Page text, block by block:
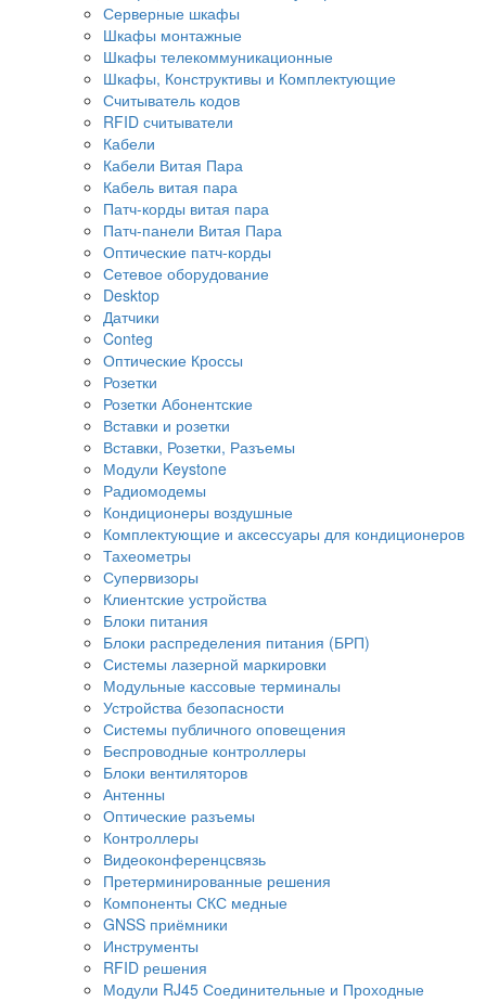
Серверные шкафы
Шкафы монтажные
Шкафы телекоммуникационные
Шкафы, Конструктивы и Комплектующие
Считыватель кодов
RFID считыватели
Кабели
Кабели Витая Пара
Кабель витая пара
Патч-корды витая пара
Патч-панели Витая Пара
Оптические патч-корды
Сетевое оборудование
Desktop
Датчики
Conteg
Оптические Кроссы
Розетки
Розетки Абонентские
Вставки и розетки
Вставки, Розетки, Разъемы
Модули Keystone
Радиомодемы
Кондиционеры воздушные
Комплектующие и аксессуары для кондиционеров
Тахеометры
Супервизоры
Клиентские устройства
Блоки питания
Блоки распределения питания (БРП)
Системы лазерной маркировки
Модульные кассовые терминалы
Устройства безопасности
Системы публичного оповещения
Беспроводные контроллеры
Блоки вентиляторов
Антенны
Оптические разъемы
Контроллеры
Видеоконференцсвязь
Претерминированные решения
Компоненты СКС медные
GNSS приёмники
Инструменты
RFID решения
Модули RJ45 Соединительные и Проходные